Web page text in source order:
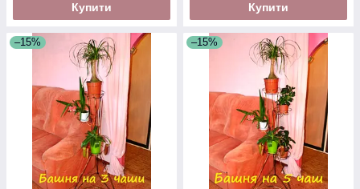
Купити Купити
–15% –15%